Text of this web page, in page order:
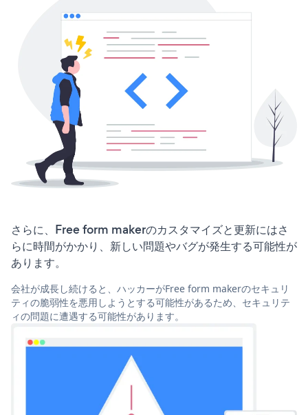
さらに、Free form makerのカスタマイズと更新にはさ
らに時間がかかり、新しい問題やバグが発生する可能性が
あります。
会社が成長し続けると、ハッカーがFree form makerのセキュリ
ティの脆弱性を悪用しようとする可能性があるため、セキュリテ
ィの問題に遭遇する可能性があります。